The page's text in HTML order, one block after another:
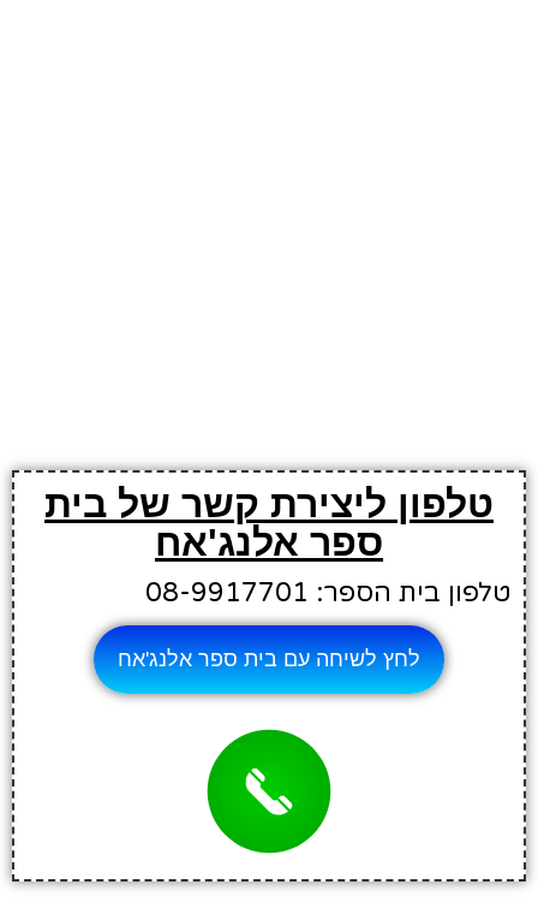
טלפון ליצירת קשר של בית
ספר אלנג'אח
טלפון בית הספר: 08-9917701
לחץ לשיחה עם בית ספר אלנג'אח